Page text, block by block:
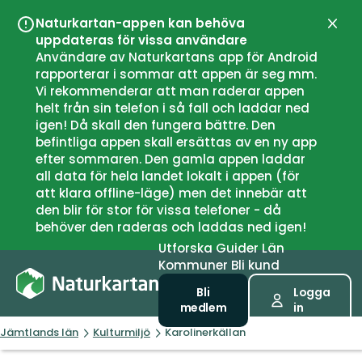
Naturkartan-appen kan behöva
uppdateras för vissa användare
Användare av Naturkartans app för Android
rapporterar i sommar att appen är seg mm.
Vi rekommenderar att man raderar appen
helt från sin telefon i så fall och laddar ned
igen! Då skall den fungera bättre. Den
befintliga appen skall ersättas av en ny app
efter sommaren. Den gamla appen laddar
all data för hela landet lokalt i appen (för
att klara offline-läge) men det innebär att
den blir för stor för vissa telefoner - då
behöver den raderas och laddas ned igen!
UtforskaGuiderLän
Kommuner Bli kund
Bli
medlem
Logga
in
Jämtlands län Kulturmiljö Karolinerkällan